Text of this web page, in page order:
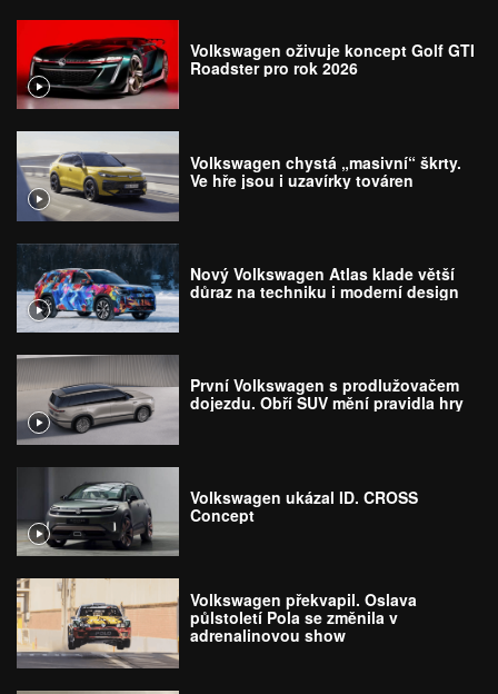
Volkswagen oživuje koncept Golf GTI
Roadster pro rok 2026
Volkswagen chystá „masivní“ škrty.
Ve hře jsou i uzavírky továren
Nový Volkswagen Atlas klade větší
důraz na techniku i moderní design
První Volkswagen s prodlužovačem
dojezdu. Obří SUV mění pravidla hry
Volkswagen ukázal ID. CROSS
Concept
Volkswagen překvapil. Oslava
půlstoletí Pola se změnila v
adrenalinovou show